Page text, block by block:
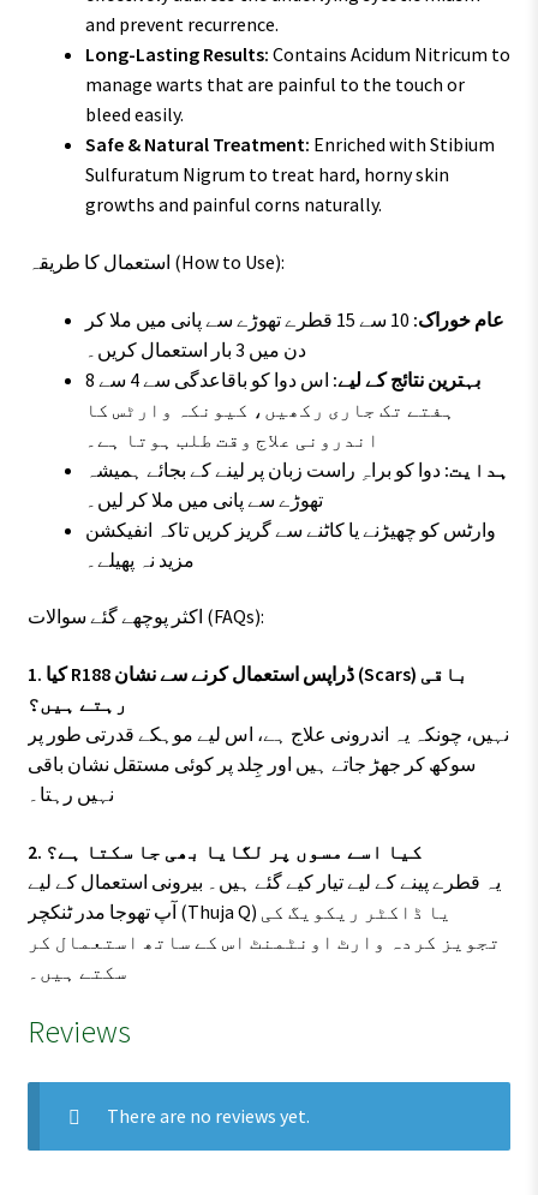
and prevent recurrence.
Long-Lasting Results: Contains Acidum Nitricum to
manage warts that are painful to the touch or
bleed easily.
Safe & Natural Treatment: Enriched with Stibium
Sulfuratum Nigrum to treat hard, horny skin
growths and painful corns naturally.
استعمال کا طریقہ (How to Use):
عام خوراک:
10 سے 15 قطرے تھوڑے سے پانی میں ملا کر
دن میں 3 بار استعمال کریں۔
بہترین نتائج کے لیے:
اس دوا کو باقاعدگی سے 4 سے 8
ہفتے تک جاری رکھیں، کیونکہ وارٹس کا
اندرونی علاج وقت طلب ہوتا ہے۔
ہدایت: دوا کو براہِ راست زبان پر لینے کے بجائے ہمیشہ
تھوڑے سے پانی میں ملا کر لیں۔
وارٹس کو چھیڑنے یا کاٹنے سے گریز کریں تاکہ انفیکشن
مزید نہ پھیلے۔
اکثر پوچھے گئے سوالات (FAQs):
1. کیا R188 ڈراپس استعمال کرنے سے نشان (Scars) باقی
رہتے ہیں؟
نہیں، چونکہ یہ اندرونی علاج ہے، اس لیے موہکے قدرتی طور پر
سوکھ کر جھڑ جاتے ہیں اور جِلد پر کوئی مستقل نشان باقی
نہیں رہتا۔
2. کیا اسے مسوں پر لگایا بھی جا سکتا ہے؟
یہ قطرے پینے کے لیے تیار کیے گئے ہیں۔ بیرونی استعمال کے لیے
آپ تھوجا مدر ٹنکچر (Thuja Q) یا ڈاکٹر ریکویگ کی
تجویز کردہ وارٹ اونٹمنٹ اس کے ساتھ استعمال کر
سکتے ہیں۔
Reviews
There are no reviews yet.